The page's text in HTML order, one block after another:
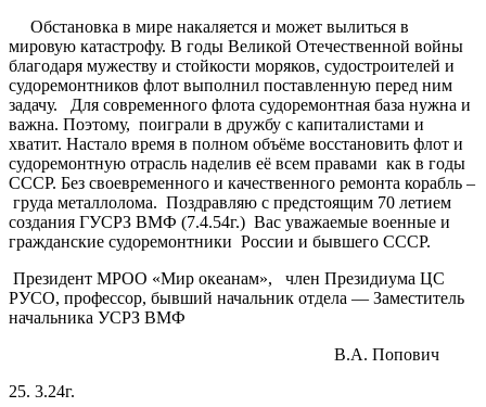
Обстановка в мире накаляется и может вылиться в
мировую катастрофу. В годы Великой Отечественной войны
благодаря мужеству и стойкости моряков, судостроителей и
судоремонтников флот выполнил поставленную перед ним
задачу. Для современного флота судоремонтная база нужна и
важна. Поэтому, поиграли в дружбу с капиталистами и
хватит. Настало время в полном объёме восстановить флот и
судоремонтную отрасль наделив её всем правами как в годы
СССР. Без своевременного и качественного ремонта корабль –
груда металлолома. Поздравляю с предстоящим 70 летием
создания ГУСРЗ ВМФ (7.4.54г.) Вас уважаемые военные и
гражданские судоремонтники России и бывшего СССР.
Президент МРОО «Мир океанам», член Президиума ЦС
РУСО, профессор, бывший начальник отдела — Заместитель
начальника УСРЗ ВМФ
В.А. Попович
25. 3.24г.